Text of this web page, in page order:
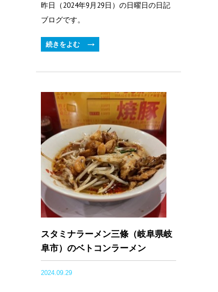
昨日（2024年9月29日）の日曜日の日記
ブログです。
続きをよむ
スタミナラーメン三條（岐阜県岐
阜市）のベトコンラーメン
2024.09.29